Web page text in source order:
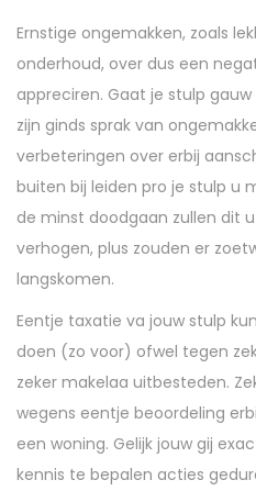
Ernstige ongemakken, zoals
onderhoud, over dus een
appreciren. Gaat je stulp
zijn ginds sprak van
verbeteringen over erbij
buiten bij leiden pro je stulp u
de minst doodgaan zullen dit
verhogen, plus zouden er
langskomen.
Eentje taxatie va jouw stulp
doen (zo voor) ofwel tegen
zeker makelaa uitbesteden.
wegens eentje beoordeling
een woning. Gelijk jouw gij
kennis te bepalen acties